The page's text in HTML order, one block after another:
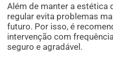
Além de manter a estética
regular evita problemas
futuro. Por isso, é
intervenção com
seguro e agradável.